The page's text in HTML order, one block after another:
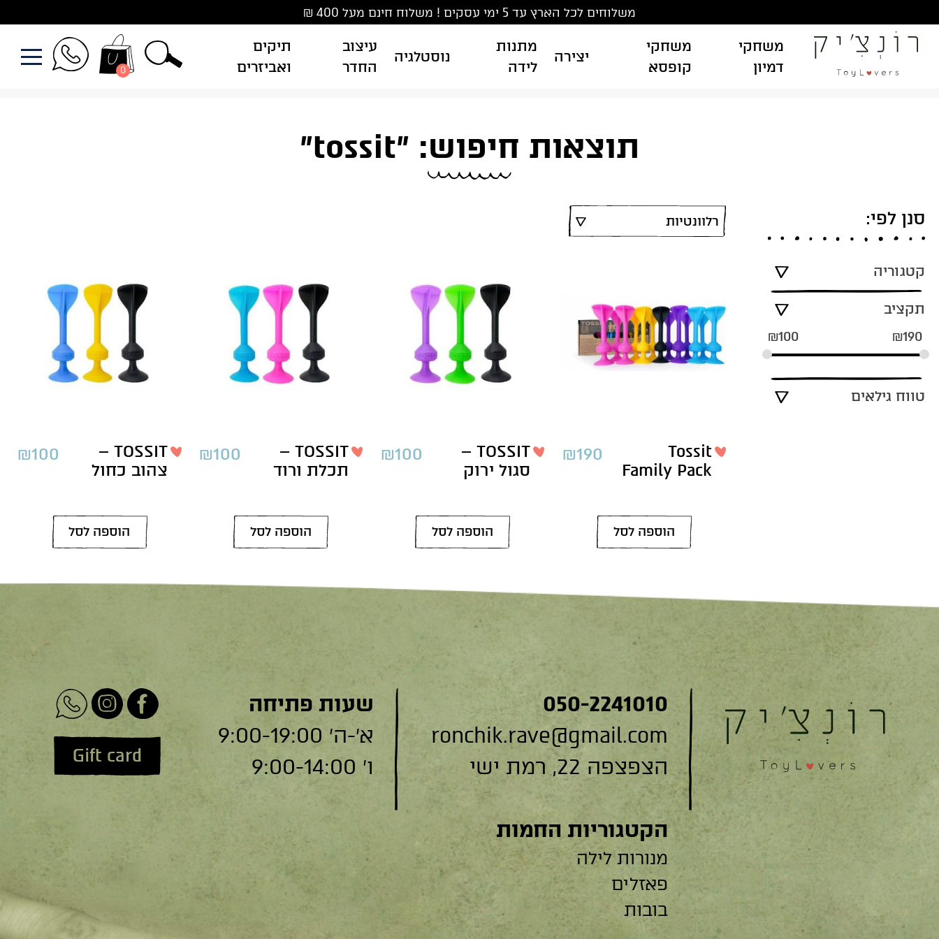
to
content
משלוחים לכל הארץ עד 5 ימי עסקים ! משלוח חינם מעל 400 ₪
משחקי
דמיון
משחקי
קופסא
יצירה
מתנות
לידה
נוסטלגיה
עיצוב
החדר
תיקים
ואביזרים
0
תוצאות חיפוש: "tossit"
סנן לפי:
קטגוריה
תקציב
₪100 ₪190
טווח גילאים
Tossit
Family Pack
₪190
הוספה לסל
TOSSIT –
סגול ירוק
₪100
הוספה לסל
TOSSIT –
תכלת ורוד
₪100
הוספה לסל
TOSSIT –
צהוב כחול
₪100
הוספה לסל
050-2241010
ronchik.rave@gmail.com
הצפצפה 22, רמת ישי
הקטגוריות החמות
מנורות לילה
פאזלים
בובות
שעות פתיחה
א׳-ה׳ 9:00-19:00
ו׳ 9:00-14:00
Gift card